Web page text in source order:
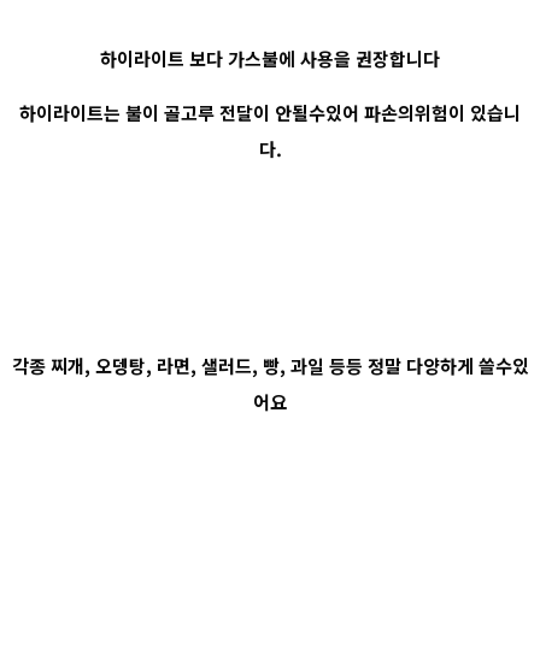
하이라이트 보다 가스불에 사용을 권장합니다
하이라이트는 불이 골고루 전달이 안될수있어 파손의위험이 있습니
다.
각종 찌개, 오뎅탕, 라면, 샐러드, 빵, 과일 등등 정말 다양하게 쓸수있
어요